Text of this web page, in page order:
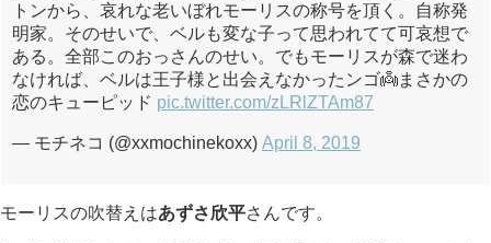
トンから、哀れな老いぼれモーリスの称号を頂く。自称発
明家。そのせいで、ベルも変な子って思われてて可哀想で
ある。全部このおっさんのせい。でもモーリスが森で迷わ
なければ、ベルは王子様と出会えなかったンゴ👼まさかの
恋のキューピッド pic.twitter.com/zLRlZTAm87
— モチネコ (@xxmochinekoxx) April 8, 2019
モーリスの吹替えはあずさ欣平さんです。